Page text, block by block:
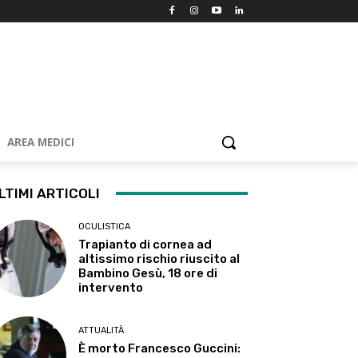
AREA MEDICI
ARTICOLI
OCULISTICA
Trapianto di cornea ad
altissimo rischio riuscito al
Bambino Gesù, 18 ore di
intervento
ATTUALITÀ
È morto Francesco Guccini: